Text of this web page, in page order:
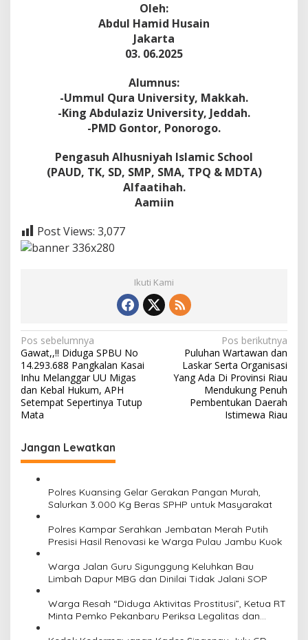
Oleh:
Abdul Hamid Husain
Jakarta
03. 06.2025
Alumnus:
-Ummul Qura University, Makkah.
-King Abdulaziz University, Jeddah.
-PMD Gontor, Ponorogo.
Pengasuh Alhusniyah Islamic School
(PAUD, TK, SD, SMP, SMA, TPQ & MDTA)
Alfaatihah.
Aamiin
Post Views: 3,077
Ikuti Kami
N
a
v
i
g
a
s
Pos sebelumnya
Gawat,,!! Diduga SPBU No
14.293.688 Pangkalan Kasai
Inhu Melanggar UU Migas
dan Kebal Hukum, APH
Setempat Sepertinya Tutup
Mata
Pos berikutnya
Puluhan Wartawan dan
Laskar Serta Organisasi
Yang Ada Di Provinsi Riau
Mendukung Penuh
Pembentukan Daerah
Istimewa Riau
Jangan Lewatkan
Polres Kuansing Gelar Gerakan Pangan Murah,
Salurkan 3.000 Kg Beras SPHP untuk Masyarakat
Polres Kampar Serahkan Jembatan Merah Putih
Presisi Hasil Renovasi ke Warga Pulau Jambu Kuok
Warga Jalan Guru Sigunggung Keluhkan Bau
Limbah Dapur MBG dan Dinilai Tidak Jalani SOP
Warga Resah “Diduga Aktivitas Prostitusi”, Ketua RT
Minta Pemko Pekanbaru Periksa Legalitas dan